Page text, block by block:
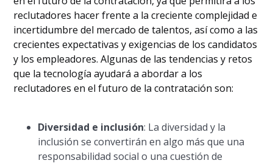
reclutadores hacer frente a la creciente complejidad e
incertidumbre del mercado de talentos, así como a las
crecientes expectativas y exigencias de los candidatos
y los empleadores. Algunas de las tendencias y retos
que la tecnología ayudará a abordar a los
reclutadores en el futuro de la contratación son:
Diversidad e inclusión: La diversidad y la
inclusión se convertirán en algo más que una
responsabilidad social o una cuestión de